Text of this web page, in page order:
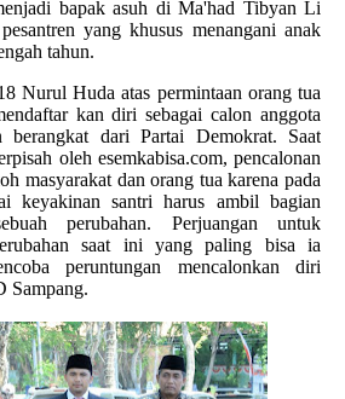
bapak asuh di Ma'had Tibyan Li
yang khusus menangani anak
tahun.
Nurul Huda atas permintaan orang tua
kan diri sebagai calon anggota
berangkat dari Partai Demokrat. Saat
oleh esemkabisa.com, pencalonan
masyarakat dan orang tua karena pada
keyakinan santri harus ambil bagian
perubahan. Perjuangan untuk
saat ini yang paling bisa ia
peruntungan mencalonkan diri
Sampang.